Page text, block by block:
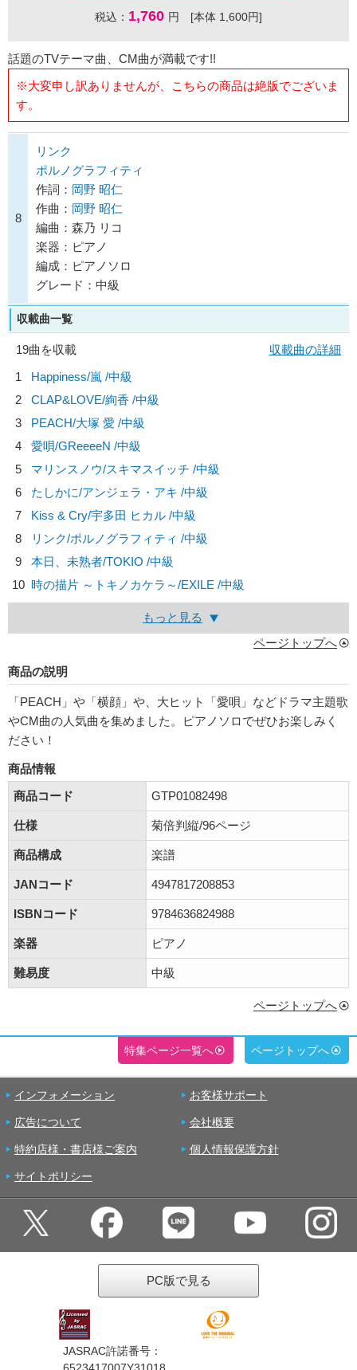
税込： 1,760 円 [本体 1,600円]
話題のTVテーマ曲、CM曲が満載です!!
※大変申し訳ありませんが、こちらの商品は絶版でございま
す。
8
リンク
ポルノグラフィティ
作詞： 岡野 昭仁
作曲： 岡野 昭仁
編曲：森乃 リコ
楽器：ピアノ
編成：ピアノソロ
グレード：中級
収載曲一覧
19曲を収載
収載曲の詳細
1
Happiness/嵐 /中級
2
CLAP&LOVE/絢香 /中級
3
PEACH/大塚 愛 /中級
4
愛唄/GReeeeN /中級
5
マリンスノウ/スキマスイッチ /中級
6
たしかに/アンジェラ・アキ /中級
7
Kiss & Cry/宇多田 ヒカル /中級
8
リンク/ポルノグラフィティ /中級
9
本日、未熟者/TOKIO /中級
10 時の描片 ～トキノカケラ～/EXILE /中級
もっと見る
ページトップへ
商品の説明
「PEACH」や「横顔」や、大ヒット「愛唄」などドラマ主題歌
やCM曲の人気曲を集めました。ピアノソロでぜひお楽しみく
ださい！
商品情報
商品コード
GTP01082498
仕様 菊倍判縦/96ページ
商品構成 楽譜
JANコード 4947817208853
ISBNコード 9784636824988
楽器 ピアノ
難易度 中級
ページトップへ
特集ページ一覧へ ページトップへ
インフォメーション お客様サポート
広告について 会社概要
特約店様・書店様ご案内 個人情報保護方針
サイトポリシー
PC版で見る
JASRAC許諾番号：